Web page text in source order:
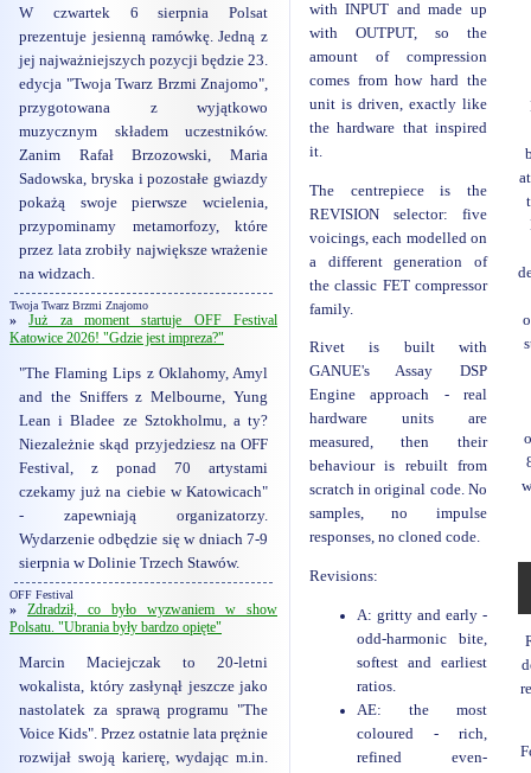
with INPUT and made up
with OUTPUT, so the
amount of compression
comes from how hard the
unit is driven, exactly like
the hardware that inspired
it.
The centrepiece is the
REVISION selector: five
voicings, each modelled on
a different generation of
the classic FET compressor
family.
Rivet is built with
GANUE's Assay DSP
Engine approach - real
hardware units are
measured, then their
behaviour is rebuilt from
scratch in original code. No
samples, no impulse
responses, no cloned code.
Revisions:
A: gritty and early -
odd-harmonic bite,
softest and earliest
ratios.
AE: the most
coloured - rich,
refined even-
W czwartek 6 sierpnia Polsat
prezentuje jesienną ramówkę. Jedną z
jej najważniejszych pozycji będzie 23.
edycja "Twoja Twarz Brzmi Znajomo",
przygotowana z wyjątkowo
muzycznym składem uczestników.
Zanim Rafał Brzozowski, Maria
Sadowska, bryska i pozostałe gwiazdy
pokażą swoje pierwsze wcielenia,
przypominamy metamorfozy, które
przez lata zrobiły największe wrażenie
na widzach.
Twoja Twarz Brzmi Znajomo
»
Już za moment startuje OFF Festival
Katowice 2026! "Gdzie jest impreza?"
"The Flaming Lips z Oklahomy, Amyl
and the Sniffers z Melbourne, Yung
Lean i Bladee ze Sztokholmu, a ty?
Niezależnie skąd przyjedziesz na OFF
Festival, z ponad 70 artystami
czekamy już na ciebie w Katowicach"
- zapewniają organizatorzy.
Wydarzenie odbędzie się w dniach 7-9
sierpnia w Dolinie Trzech Stawów.
OFF Festival
»
Zdradził, co było wyzwaniem w show
Polsatu. "Ubrania były bardzo opięte"
Marcin Maciejczak to 20-letni
wokalista, który zasłynął jeszcze jako
nastolatek za sprawą programu "The
Voice Kids". Przez ostatnie lata prężnie
rozwijał swoją karierę, wydając m.in.